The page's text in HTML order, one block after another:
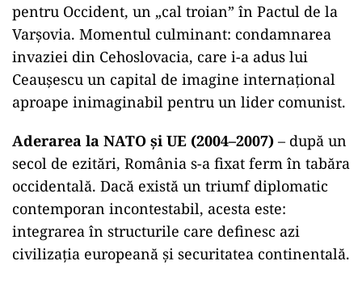
pentru Occident, un „cal troian” în Pactul de la
Varșovia. Momentul culminant: condamnarea
invaziei din Cehoslovacia, care i-a adus lui
Ceaușescu un capital de imagine internațional
aproape inimaginabil pentru un lider comunist.
Aderarea la NATO și UE (2004–2007) – după un
secol de ezitări, România s-a fixat ferm în tabăra
occidentală. Dacă există un triumf diplomatic
contemporan incontestabil, acesta este:
integrarea în structurile care definesc azi
civilizația europeană și securitatea continentală.